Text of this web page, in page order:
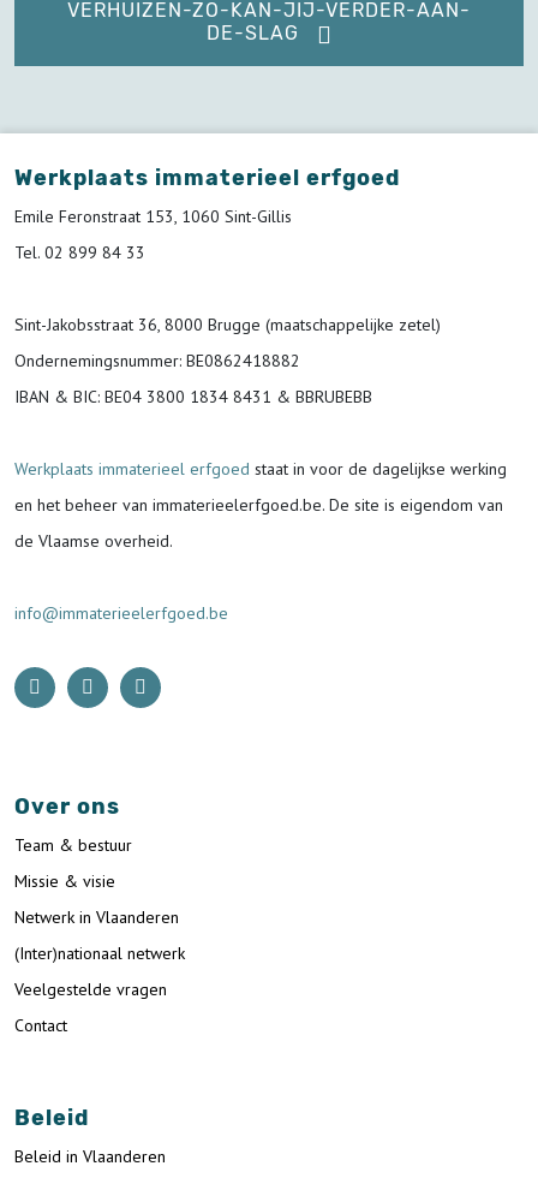
VERHUIZEN-ZO-KAN-JIJ-VERDER-AAN-
DE-SLAG
Werkplaats immaterieel erfgoed
Emile Feronstraat 153, 1060 Sint-Gillis
Tel. 02 899 84 33
Sint-Jakobsstraat 36, 8000 Brugge (maatschappelijke zetel)
Ondernemingsnummer: BE0862418882
IBAN & BIC: BE04 3800 1834 8431 & BBRUBEBB
Werkplaats immaterieel erfgoed staat in voor de dagelijkse werking
en het beheer van immaterieelerfgoed.be. De site is eigendom van
de Vlaamse overheid.
info@immaterieelerfgoed.be
Over ons
Team & bestuur
Missie & visie
Netwerk in Vlaanderen
(Inter)nationaal netwerk
Veelgestelde vragen
Contact
Beleid
Beleid in Vlaanderen